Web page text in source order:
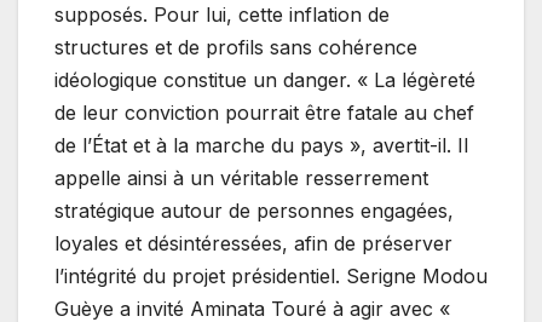
supposés. Pour lui, cette inflation de
structures et de profils sans cohérence
idéologique constitue un danger. « La légèreté
de leur conviction pourrait être fatale au chef
de l’État et à la marche du pays », avertit-il. Il
appelle ainsi à un véritable resserrement
stratégique autour de personnes engagées,
loyales et désintéressées, afin de préserver
l’intégrité du projet présidentiel. Serigne Modou
Guèye a invité Aminata Touré à agir avec «